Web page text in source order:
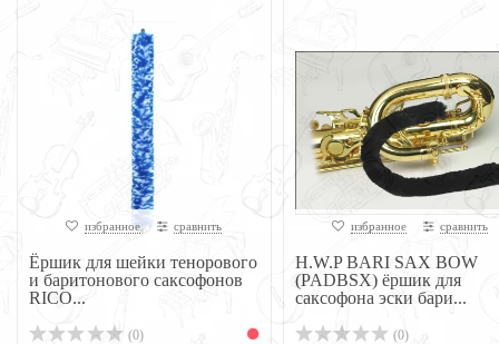
избранное сравнить
Ёршик для шейки тенорового
и баритонового саксофонов
RICO...
(0)
избранное сравнить
H.W.P BARI SAX BOW
(PADBSX) ёршик для
саксофона эски бари...
(0)